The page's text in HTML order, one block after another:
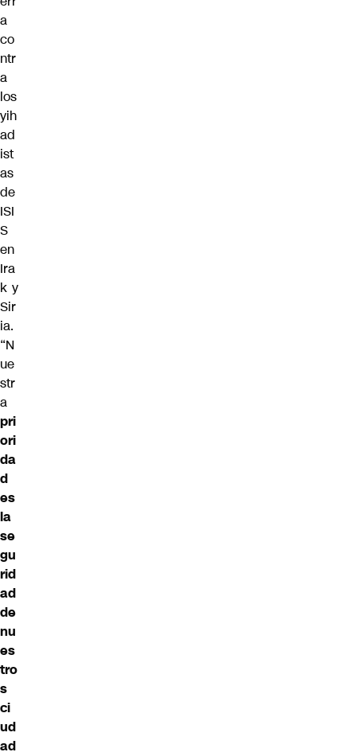
a
co
ntr
a
los
yih
ad
ist
as
de
ISI
S
en
Ira
k y
Sir
ia.
“N
ue
str
a
pri
ori
da
d
es
la
se
gu
rid
ad
de
nu
es
tro
s
ci
ud
ad